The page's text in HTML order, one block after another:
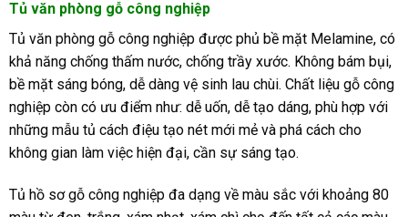
Tủ văn phòng gỗ công nghiệp
Tủ văn phòng gỗ công nghiệp được phủ bề mặt Melamine, có
khả năng chống thấm nước, chống trầy xước. Không bám bụi,
bề mặt sáng bóng, dễ dàng vệ sinh lau chùi. Chất liệu gỗ công
nghiệp còn có ưu điểm như: dễ uốn, dễ tạo dáng, phù hợp với
những mẫu tủ cách điệu tạo nét mới mẻ và phá cách cho
không gian làm việc hiện đại, cần sự sáng tạo.
Tủ hồ sơ gỗ công nghiệp đa dạng về màu sắc với khoảng 80